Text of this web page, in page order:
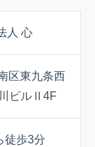
人 心
区東九条西
ビルⅡ4F
徒歩3分